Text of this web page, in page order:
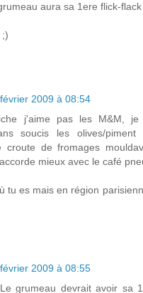
aura sa 1ere flick-flack
2009 à 08:54
j'aime pas les M&M,
soucis les olives/piment
croute de fromages
mieux avec le café
tu es mais en région
2009 à 08:55
grumeau devrait avoir sa